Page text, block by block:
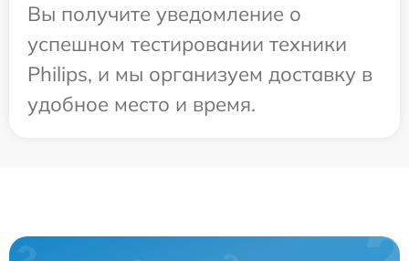
Вы получите уведомление о
успешном тестировании техники
Philips, и мы организуем доставку в
удобное место и время.